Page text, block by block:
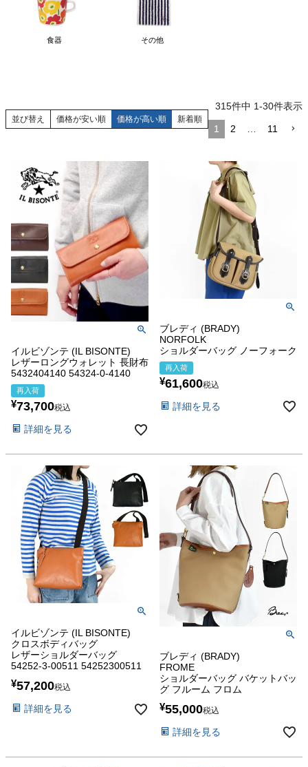
食器 その他
並び替え 価格が安い順 価格が高い順 新着順
315件中 1-30件表示
1 2 11
イルビゾンテ (IL BISONTE)
レザーロングウォレット 長財布
5432404140 54324-0-4140
再入荷
¥73,700税込
詳細を見る
ブレディ (BRADY)
NORFOLK
ショルダーバッグ ノーフォーク
再入荷
¥61,600税込
詳細を見る
イルビゾンテ (IL BISONTE)
クロスボディバッグ
レザーショルダーバッグ
54252-3-00511 54252300511
¥57,200税込
詳細を見る
ブレディ (BRADY)
FROME
ショルダーバッグ バケットバッ
グ フルーム フロム
¥55,000税込
詳細を見る